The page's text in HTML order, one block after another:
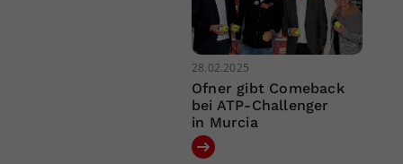
28.02.2025
Ofner gibt Comeback
bei ATP-Challenger
in Murcia